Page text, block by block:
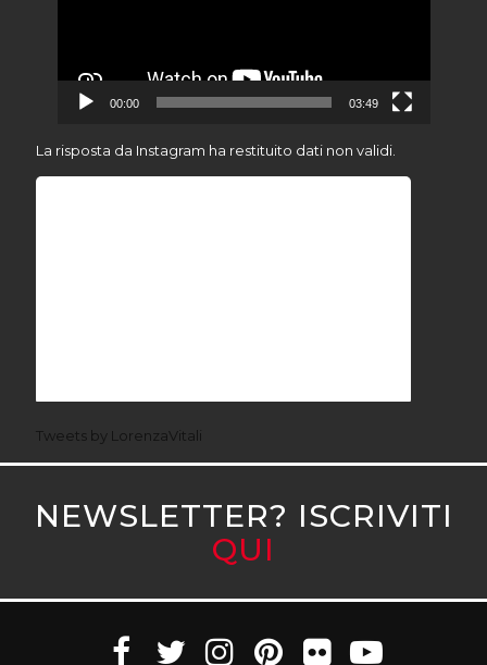
00:00 03:49
La risposta da Instagram ha restituito dati non validi.
Tweets by LorenzaVitali
NEWSLETTER? ISCRIVITI
QUI